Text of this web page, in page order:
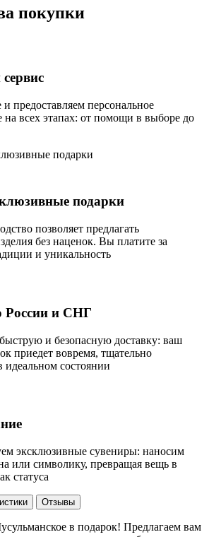
покупки
предоставляем персональное
на всех этапах: от помощи в выборе до
подарки
позволяет предлагать
без наценок. Вы платите за
и уникальность
России и СНГ
и безопасную доставку: ваш
приедет вовремя, тщательно
идеальном состоянии
эксклюзивные сувениры: наносим
или символику, превращая вещь в
статуса
Отзывы
в подарок! Предлагаем вам